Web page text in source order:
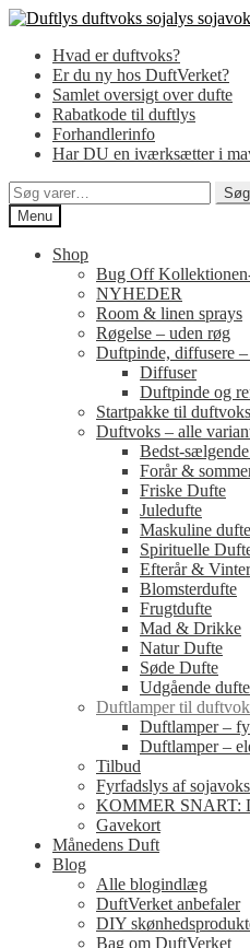
Spring
navigation
Spring
indholdHvad er duftvoks?
Er du ny hos DuftVerket?
Samlet oversigt over dufte
Rabatkode til duftlys
Forhandlerinfo
Har DU en iværksætter i
Søg
efter:
Søg
Menu
Shop
Bug Off
NYHEDER
Room & linen sprays
Røgelse – uden røg
Duftpinde, diffusere
Diffuser
Duftpinde og
Startpakke til duftvoks
Duftvoks – alle
Bedst-
Forår &
Friske Dufte
Juledufte
Maskuline dufte
Spirituelle
Efterår & Vinter
Blomsterdufte
Frugtdufte
Mad & Drikke
Natur Dufte
Søde Dufte
Udgående dufte
Duftlamper til
Duftlamper –
Duftlamper –
Tilbud
Fyrfadslys af sojavoks
KOMMER SNART:
Gavekort
Månedens Duft
Blog
Alle blogindlæg
DuftVerket anbefaler
DIY
Bag om DuftVerket